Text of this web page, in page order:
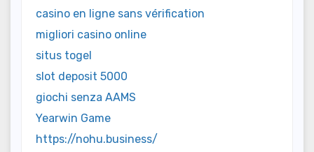
casino en ligne sans vérification
migliori casino online
situs togel
slot deposit 5000
giochi senza AAMS
Yearwin Game
https://nohu.business/